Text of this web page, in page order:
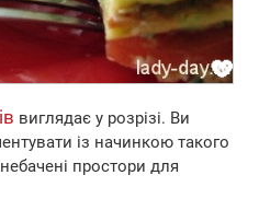
виглядає у розрізі. Ви
із начинкою такого
простори для